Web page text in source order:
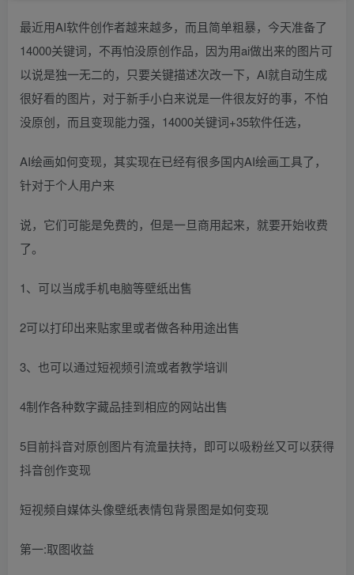
最近用AI软件创作者越来越多，而且简单粗暴，今天准备了
14000关键词，不再怕没原创作品，因为用ai做出来的图片可
以说是独一无二的，只要关键描述次改一下，AI就自动生成
很好看的图片，对于新手小白来说是一件很友好的事，不怕
没原创，而且变现能力强，14000关键词+35软件任选，
AI绘画如何变现，其实现在已经有很多国内AI绘画工具了，
针对于个人用户来
说，它们可能是免费的，但是一旦商用起来，就要开始收费
了。
1、可以当成手机电脑等壁纸出售
2可以打印出来贴家里或者做各种用途出售
3、也可以通过短视频引流或者教学培训
4制作各种数字藏品挂到相应的网站出售
5目前抖音对原创图片有流量扶持，即可以吸粉丝又可以获得
抖音创作变现
短视频自媒体头像壁纸表情包背景图是如何变现
第一:取图收益